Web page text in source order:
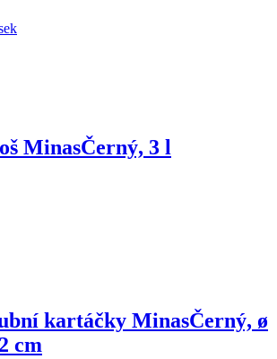
MinasČerný, 3 l
kartáčky MinasČerný, ø
cm